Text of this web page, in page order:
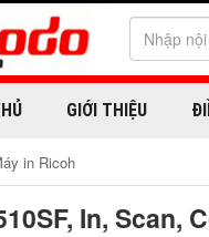
GIỚI THIỆU
in Ricoh
In, Scan,